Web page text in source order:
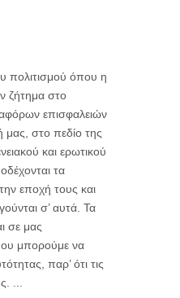
πολιτισμού όπου η
ζήτημα στο
επισφαλειών
στο πεδίο της
και ερωτικού
τα
εποχή τους και
σ’ αυτά. Τα
σε μας
μπορούμε να
παρ’ ότι τις
...